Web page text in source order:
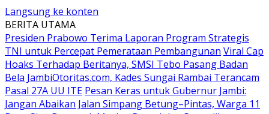
Langsung ke konten
BERITA UTAMA
Presiden Prabowo Terima Laporan Program Strategis
TNI untuk Percepat Pemerataan Pembangunan Viral Cap
Hoaks Terhadap Beritanya, SMSI Tebo Pasang Badan
Bela JambiOtoritas.com, Kades Sungai Rambai Terancam
Pasal 27A UU ITE Pesan Keras untuk Gubernur Jambi:
Jangan Abaikan Jalan Simpang Betung–Pintas, Warga 11